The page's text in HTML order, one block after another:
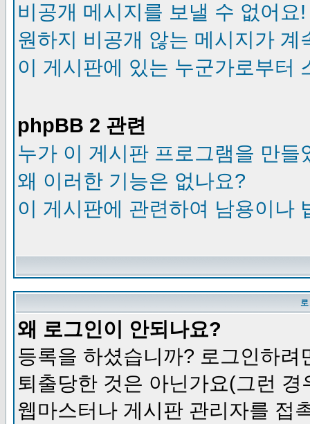
비공개 메시지를 보낼 수 없어요!
원하지 비공개 않는 메시지가 계
이 게시판에 있는 누군가로부터
phpBB 2 관련
누가 이 게시판 프로그램을 만들
왜 이러한 기능은 없나요?
이 게시판에 관련하여 남용이나
왜 로그인이 안되나요?
등록을 하셨습니까? 로그인하
퇴출당한 것은 아닌가요(그런
웹마스터나 게시판 관리자를 접